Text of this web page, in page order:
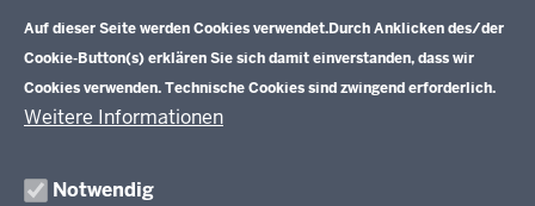
Auf dieser Seite werden Cookies verwendet.Durch Anklicken des/der
Cookie-Button(s) erklären Sie sich damit einverstanden, dass wir
Cookies verwenden. Technische Cookies sind zwingend erforderlich.
Weitere Informationen
Notwendig
Informationen
Im Überblick